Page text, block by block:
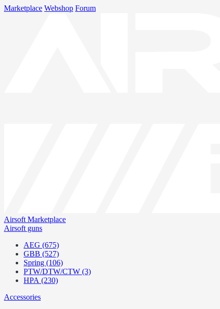
Marketplace Webshop Forum
Airsoft Marketplace
Airsoft guns
AEG (675)
GBB (527)
Spring (106)
PTW/DTW/CTW (3)
HPA (230)
Accessories